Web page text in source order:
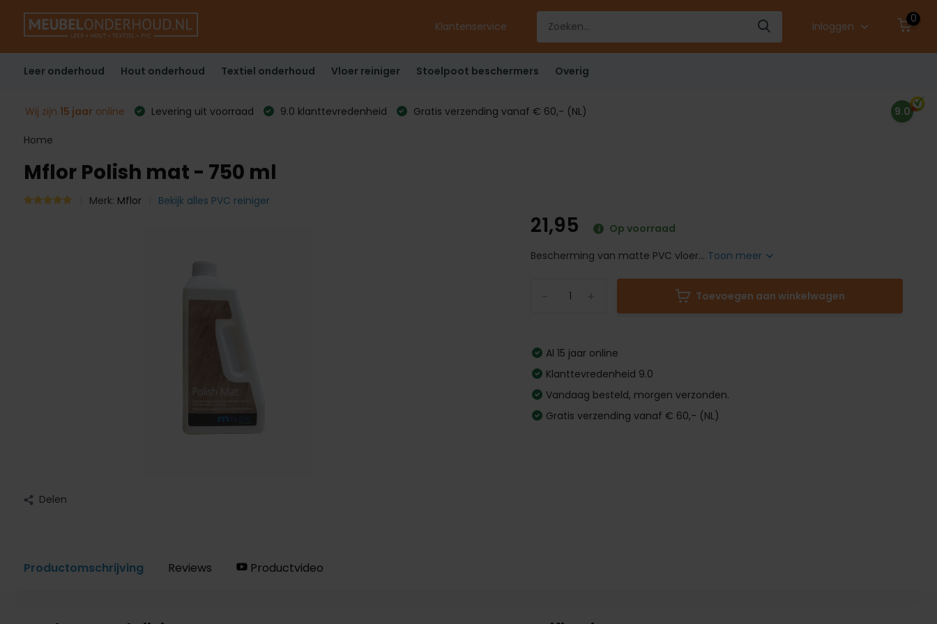
Klantenservice Inloggen
0
Leer onderhoud Hout onderhoud Textiel onderhoud Vloer reiniger Stoelpoot beschermers Overig
Wij zijn 15 jaaronline Levering uit voorraad 9.0 klanttevredenheid Gratis verzending vanaf € 60,- (NL) 9.0
Home
Mflor Polish mat - 750 ml
Merk: Mflor Bekijk alles PVC reiniger
Delen
21,95
Op voorraad
Bescherming van matte PVC vloer... Toon meer
Toevoegen aan winkelwagen
Al 15 jaar online
Klanttevredenheid 9.0
Vandaag besteld, morgen verzonden.
Gratis verzending vanaf € 60,- (NL)
Productomschrijving Reviews Productvideo